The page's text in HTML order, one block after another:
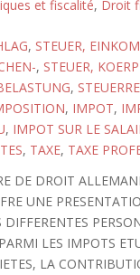
et fiscalité, Droit
, STEUER,
, STEUER,
,
, IMPOT,
, IMPOT SUR LE
, TAXE, TAXE
DE DROIT
UNE
LES IMPOTS
LA